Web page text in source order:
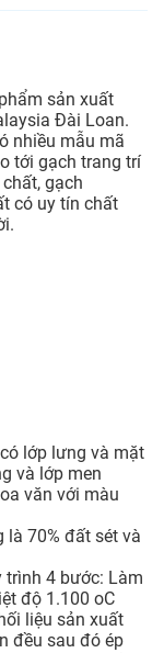
sản xuất
Đài Loan.
nhiều mẫu mã
tới gạch trang trí
gạch
có uy tín chất
lớp lưng và mặt
và lớp men
văn với màu
là 70% đất sét và
trình 4 bước: Làm
độ 1.100 oC
liệu sản xuất
đều sau đó ép